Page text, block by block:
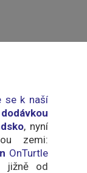
se k naší
, nyní
zemi:
OnTurtle
jižně od